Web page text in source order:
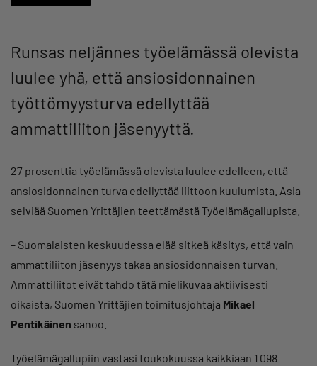
Runsas neljännes työelämässä olevista
luulee yhä, että ansiosidonnainen
työttömyysturva edellyttää
ammattiliiton jäsenyyttä.
27 prosenttia työelämässä olevista luulee edelleen, että
ansiosidonnainen turva edellyttää liittoon kuulumista. Asia
selviää Suomen Yrittäjien teettämästä Työelämägallupista.
– Suomalaisten keskuudessa elää sitkeä käsitys, että vain
ammattiliiton jäsenyys takaa ansiosidonnaisen turvan.
Ammattiliitot eivät tahdo tätä mielikuvaa aktiivisesti
oikaista, Suomen Yrittäjien toimitusjohtaja Mikael
Pentikäinen sanoo.
Työelämägallupiin vastasi toukokuussa kaikkiaan 1 098